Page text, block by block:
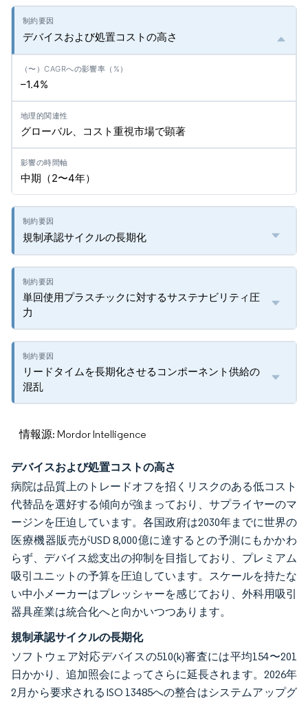
デバイスおよび処置コストの高さ
–1.4%
グローバル、コスト重視市場で顕著
中期（2〜4年）
規制承認サイクルの長期化
単回使用プラスチックに対するサステナビリティ圧
力
リードタイムを長期化させるコンポーネント供給の
混乱
情報源: Mordor Intelligence
デバイスおよび処置コストの高さ
病院は品質上のトレードオフを招くリスクのある低コスト
代替品を選好する傾向が強まっており、サプライヤーのマ
ージンを圧迫しています。各国政府は2030年までに世界の
医療機器販売がUSD 8,000億に達するとの予測にもかかわ
らず、デバイス総支出の抑制を目指しており、プレミアム
吸引ユニットの予算を圧迫しています。スケールを持たな
い中小メーカーはプレッシャーを感じており、外科用吸引
器具産業は統合化へと向かいつつあります。
規制承認サイクルの長期化
ソフトウェア対応デバイスの510(k)審査には平均154〜201
日かかり、追加照会によってさらに延長されます。2026年
2月から要求されるISO 13485への整合はシステムアップグ